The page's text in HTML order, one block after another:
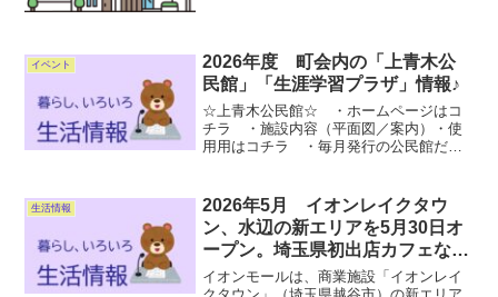
イベント
2026年度 町会内の「上青木公
民館」「生涯学習プラザ」情報♪
☆上青木公民館☆ ・ホームページはコ
チラ ・施設内容（平面図／案内）・使
用用はコチラ ・毎月発行の公民館だよ
内）・使用用はコチラ ・行事予定はコ
チラ2026年6月現在
生活情報
2026年5月 イオンレイクタウ
ン、水辺の新エリアを5月30日オ
ープン。埼玉県初出店カフェなど
10店舗、芝生広場＆アクティビテ
イオンモールは、商業施設「イオンレイ